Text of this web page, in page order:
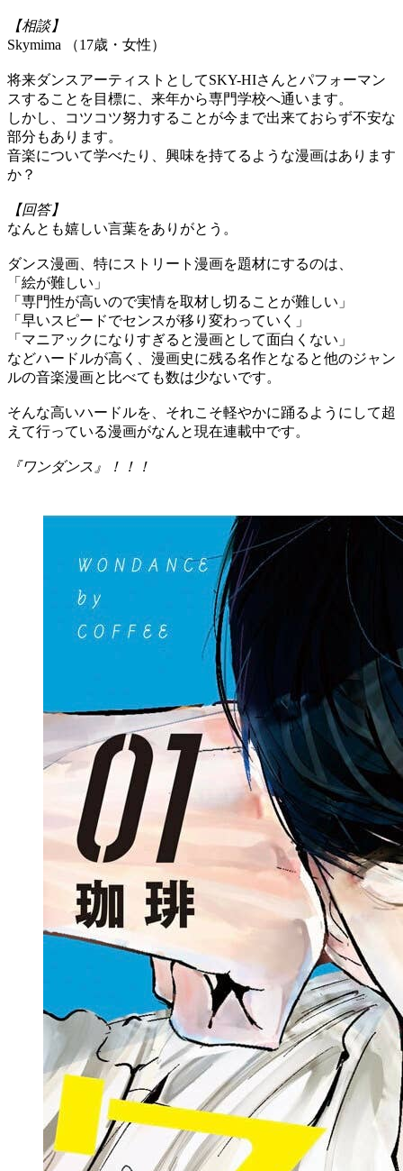
【相談】
Skymima （17歳・女性）
将来ダンスアーティストとしてSKY-HIさんとパフォーマン
スすることを目標に、来年から専門学校へ通います。
しかし、コツコツ努力することが今まで出来ておらず不安な
部分もあります。
音楽について学べたり、興味を持てるような漫画はあります
か？
【回答】
なんとも嬉しい言葉をありがとう。
ダンス漫画、特にストリート漫画を題材にするのは、
「絵が難しい」
「専門性が高いので実情を取材し切ることが難しい」
「早いスピードでセンスが移り変わっていく」
「マニアックになりすぎると漫画として面白くない」
などハードルが高く、漫画史に残る名作となると他のジャン
ルの音楽漫画と比べても数は少ないです。
そんな高いハードルを、それこそ軽やかに踊るようにして超
えて行っている漫画がなんと現在連載中です。
『ワンダンス』！！！